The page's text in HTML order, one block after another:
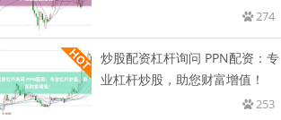
274
炒股配资杠杆询问 PPN配资：专
业杠杆炒股，助您财富增值！
253